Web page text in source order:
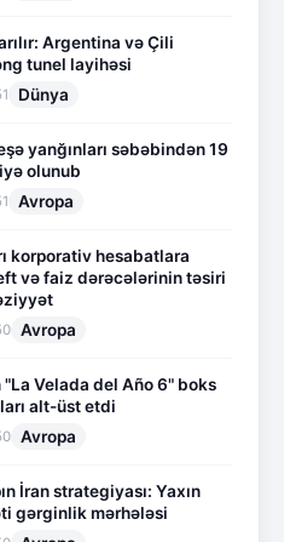
Argentina və Çili
tunel layihəsi
Dünya
yanğınları səbəbindən 19
olunub
Avropa
korporativ hesabatlara
və faiz dərəcələrinin təsiri
Avropa
"La Velada del Año 6" boks
alt-üst etdi
Avropa
İran strategiyası: Yaxın
gərginlik mərhələsi